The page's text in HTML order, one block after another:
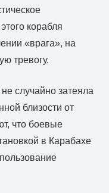
корабля
«врага», на
тревогу.
случайно затеяла
близости от
что боевые
в Карабахе